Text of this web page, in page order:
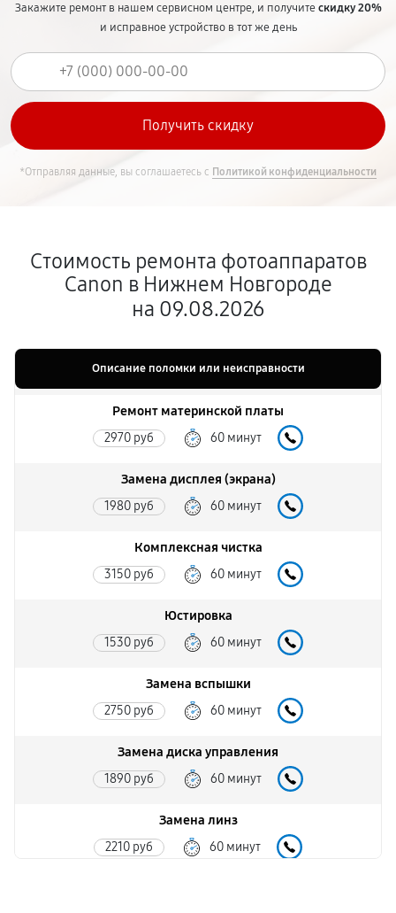
Закажите ремонт в нашем сервисном центре, и получитескидку 20%
и исправное устройство в тот же день
*Отправляя данные, вы соглашаетесь с Политикой конфиденциальности
Стоимость ремонта фотоаппаратов
Canon в Нижнем Новгороде
на 09.08.2026
Описание поломки или неисправности
Ремонт материнской платы
2970 руб 60 минут
Замена дисплея (экрана)
1980 руб 60 минут
Комплексная чистка
3150 руб 60 минут
Юстировка
1530 руб 60 минут
Замена вспышки
2750 руб 60 минут
Замена диска управления
1890 руб 60 минут
Замена линз
2210 руб 60 минут